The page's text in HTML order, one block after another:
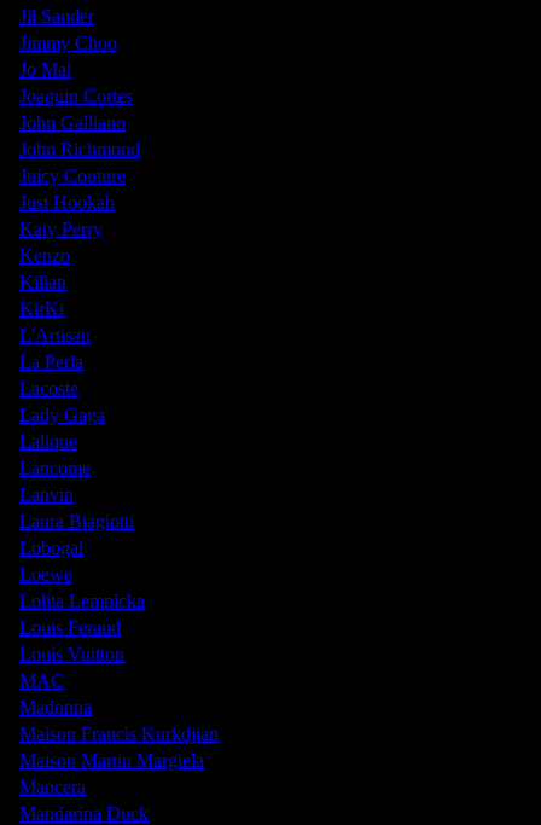
Jil Sander
Jimmy Choo
Jo Mal
Joaquin Cortes
John Galliano
John Richmond
Juicy Couture
Just Hookah
Katy Perry
Kenzo
Kilian
KirKi
L'Artisan
La Perla
Lacoste
Lady Gaga
Lalique
Lancome
Lanvin
Laura Biagiotti
Lobogal
Loewe
Lolita Lempicka
Louis Feraud
Louis Vuitton
MAC
Madonna
Maison Francis Kurkdjian
Maison Martin Margiela
Mancera
Mandarina Duck